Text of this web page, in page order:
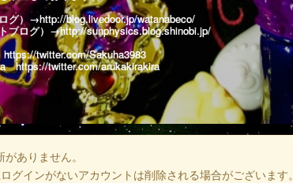
グ）→http://blog.livedoor.jp/watanabeco/
ブログ）→http://sunphysics.blog.shinobi.jp/
https://twitter.com/Sakuha3983
https://twitter.com/arukakirakira
ありません。
グインがないアカウントは削除される場合がございます。